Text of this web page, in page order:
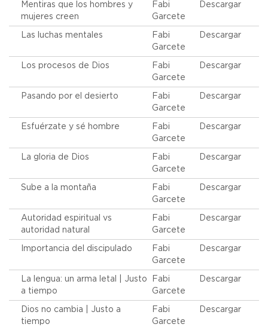
Mentiras que los hombres y
mujeres creen
Fabi
Garcete
Descargar
Las luchas mentales
Fabi
Garcete
Descargar
Los procesos de Dios
Fabi
Garcete
Descargar
Pasando por el desierto
Fabi
Garcete
Descargar
Esfuérzate y sé hombre
Fabi
Garcete
Descargar
La gloria de Dios
Fabi
Garcete
Descargar
Sube a la montaña
Fabi
Garcete
Descargar
Autoridad espiritual vs
autoridad natural
Fabi
Garcete
Descargar
Importancia del discipulado
Fabi
Garcete
Descargar
La lengua: un arma letal | Justo
a tiempo
Fabi
Garcete
Descargar
Dios no cambia | Justo a
tiempo
Fabi
Garcete
Descargar